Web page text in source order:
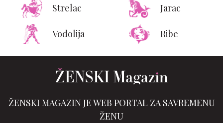
Strelac Jarac
Vodolija Ribe
ŽENSKI MAGAZIN JE WEB PORTAL ZA SAVREMENU
ŽENU